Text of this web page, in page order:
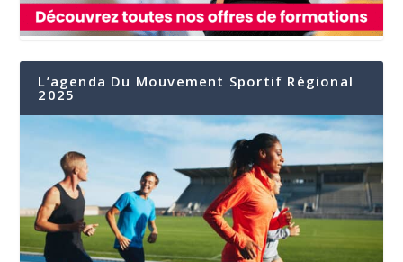
L’agenda Du Mouvement Sportif Régional
2025